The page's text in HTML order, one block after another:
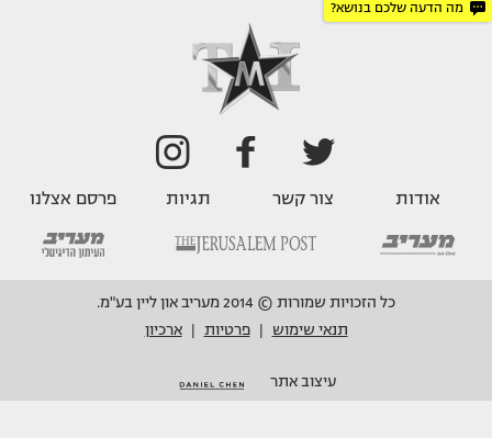
מה הדעה שלכם בנושא?
אודות צור קשר תגיות פרסם אצלנו
כל הזכויות שמורות © 2014 מעריב און ליין בע"מ.
תנאי שימוש
פרטיות ארכיון
עיצוב אתר